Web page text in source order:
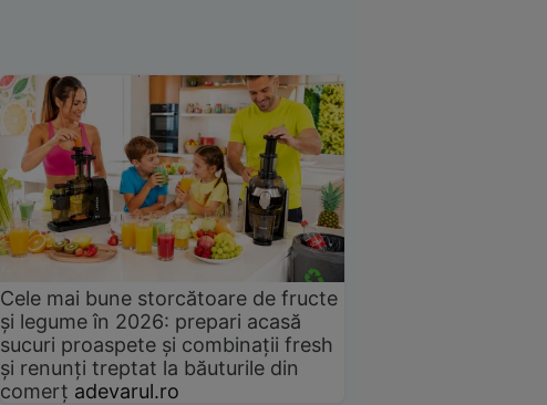
Cele mai bune storcătoare de fructe
și legume în 2026: prepari acasă
sucuri proaspete și combinații fresh
și renunți treptat la băuturile din
comerț adevarul.ro